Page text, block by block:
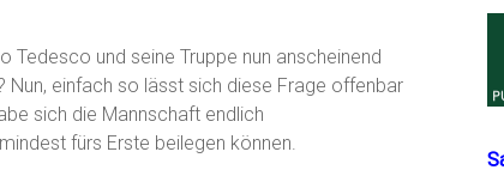
Tedesco und seine Truppe nun anscheinend
einfach so lässt sich diese Frage offenbar
sich die Mannschaft endlich
fürs Erste beilegen können.